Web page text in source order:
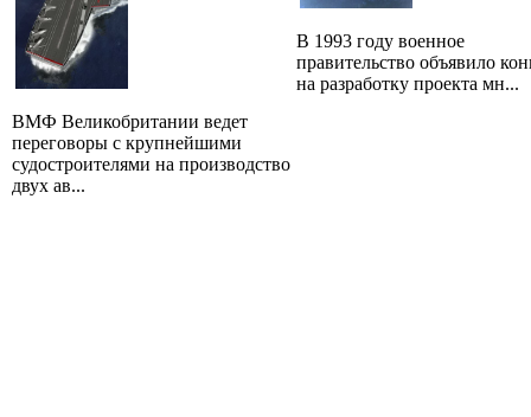
ВМФ Великобритании ведет
переговоры с крупнейшими
судостроителями на производство
двух ав...
В 1993 году военное
правительство объявило
на разработку проекта мн...